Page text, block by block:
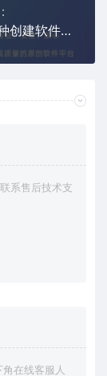
探讨两种创建软件 RAID 阵列的方法，并将其作为虚拟机的存储资源使用
系售后技术支
在线客服人